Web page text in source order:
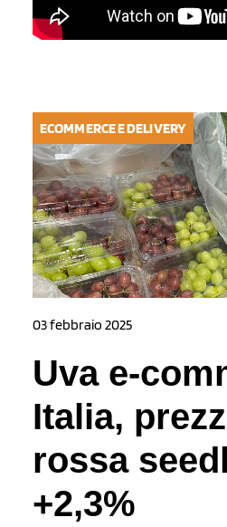
ECOMMERCE E DELIVERY
03 febbraio 2025
Uva e-
Italia,
rossa
+2,3%